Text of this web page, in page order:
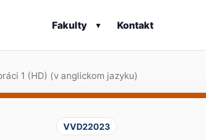
Fakulty ▾ Kontakt
1 (HD) (v anglickom jazyku)
VVD22023